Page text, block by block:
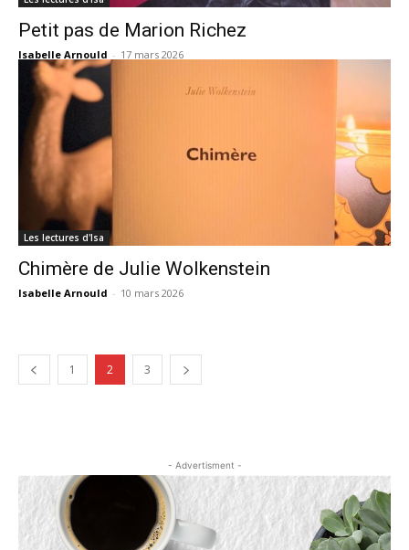
Petit pas de Marion Richez
Isabelle Arnould - 17 mars 2026
Les lectures d'Isa
Chimère de Julie Wolkenstein
Isabelle Arnould - 10 mars 2026
1 2 3
- Advertisment -